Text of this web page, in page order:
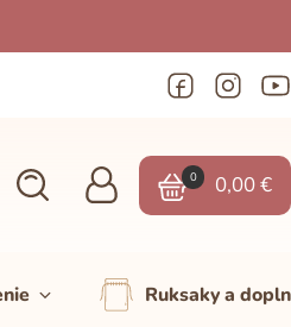
0 0,00€
Ruksaky a